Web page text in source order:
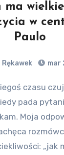
ma
w
Paulo
mar
czasu
pada
Moja
„jak